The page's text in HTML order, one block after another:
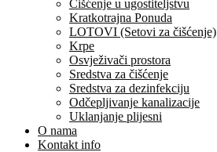
Čišćenje u ugostiteljstvu
Kratkotrajna Ponuda
LOTOVI (Setovi za čišćenje)
Krpe
Osvježivači prostora
Sredstva za čišćenje
Sredstva za dezinfekciju
Odčepljivanje kanalizacije
Uklanjanje plijesni
O nama
Kontakt info